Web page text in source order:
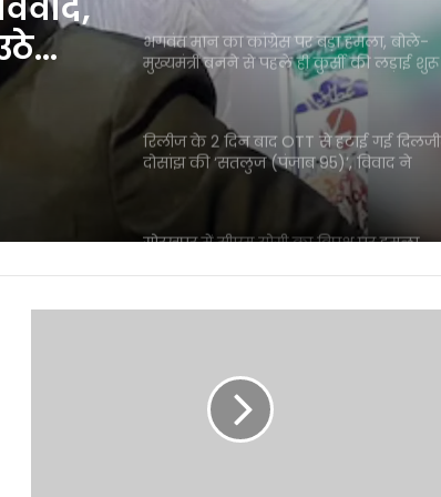
से
रिलीज के 2 दिन बाद OTT से हटाई गई दिलजीत
दोसांझ की ‘सतलुज (पंजाब 95)’, विवाद ने
पकड़ा राजनीतिक रंग
गोरखपुर में सीएम योगी का विपक्ष पर हमला,
राजनीति पर दिया बड़ा संदेश
यमुना सफाई अभियान में उतरी सरकार, क्या
फिल्म ने कमाए सिर्फ 1 करोड़ रुपये
₹370 की बिरयानी विवाद में बढ़ीं प्रणित मोरे-